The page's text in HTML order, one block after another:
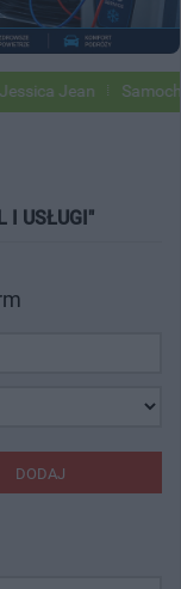
Jean Samochody
I USŁUGI"
DODAJ